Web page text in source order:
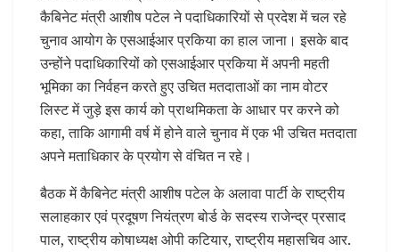
कैबिनेट मंत्री आशीष पटेल ने पदाधिकारियों से प्रदेश में चल रहे
चुनाव आयोग के एसआईआर प्रकिया का हाल जाना। इसके बाद
उन्होंने पदाधिकारियों को एसआईआर प्रकिया में अपनी महती
भूमिका का निर्वहन करते हुए उचित मतदाताओं का नाम वोटर
लिस्ट में जुड़े इस कार्य को प्राथमिकता के आधार पर करने को
कहा, ताकि आगामी वर्ष में होने वाले चुनाव में एक भी उचित मतदाता
अपने मताधिकार के प्रयोग से वंचित न रहे।
बैठक में कैबिनेट मंत्री आशीष पटेल के अलावा पार्टी के राष्ट्रीय
सलाहकार एवं प्रदूषण नियंत्रण बोर्ड के सदस्य राजेन्द्र प्रसाद
पाल, राष्ट्रीय कोषाध्यक्ष ओपी कटियार, राष्ट्रीय महासचिव आर.